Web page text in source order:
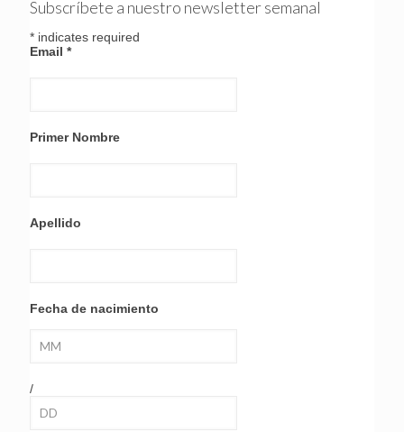
Subscríbete a nuestro newsletter semanal
* indicates required
Email *
Primer Nombre
Apellido
Fecha de nacimiento
/